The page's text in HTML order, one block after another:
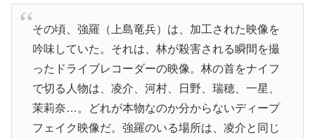
その頃、強羅（上島竜兵）は、加工された映像を
吟味していた。それは、林が殺害される瞬間を撮
ったドライブレコーダーの映像。林の首をナイフ
で切る人物は、凌介、河村、日野、瑞穂、一星、
茉莉奈…。どれが本物なのか分からないディープ
フェイク映像だ。強羅のいる場所は、凌介と同じ